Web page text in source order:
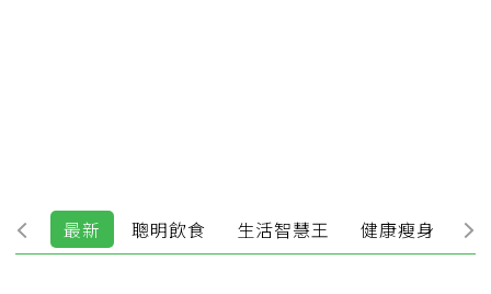
最新 聰明飲食 生活智慧王 健康瘦身 運